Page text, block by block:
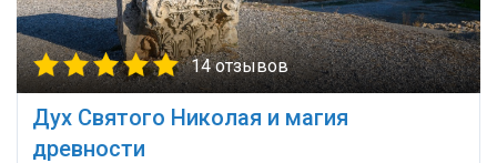
14 отзывов
Дух Святого Николая и магия
древности